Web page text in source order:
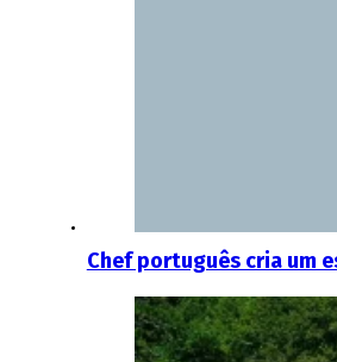
Chef português cria um